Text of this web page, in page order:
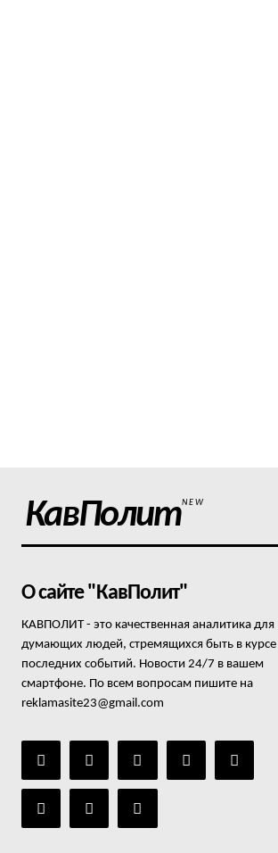
КавПолитNEW
О сайте "КавПолит"
КАВПОЛИТ - это качественная аналитика для
думающих людей, стремящихся быть в курсе
последних событий. Новости 24/7 в вашем
смартфоне. По всем вопросам пишите на
reklamasite23@gmail.com